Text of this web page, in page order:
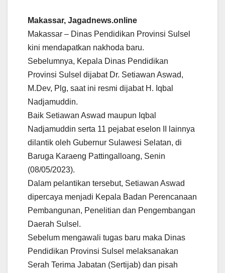
Makassar, Jagadnews.online
Makassar – Dinas Pendidikan Provinsi Sulsel
kini mendapatkan nakhoda baru.
Sebelumnya, Kepala Dinas Pendidikan
Provinsi Sulsel dijabat Dr. Setiawan Aswad,
M.Dev, Plg, saat ini resmi dijabat H. Iqbal
Nadjamuddin.
Baik Setiawan Aswad maupun Iqbal
Nadjamuddin serta 11 pejabat eselon II lainnya
dilantik oleh Gubernur Sulawesi Selatan, di
Baruga Karaeng Pattingalloang, Senin
(08/05/2023).
Dalam pelantikan tersebut, Setiawan Aswad
dipercaya menjadi Kepala Badan Perencanaan
Pembangunan, Penelitian dan Pengembangan
Daerah Sulsel.
Sebelum mengawali tugas baru maka Dinas
Pendidikan Provinsi Sulsel melaksanakan
Serah Terima Jabatan (Sertijab) dan pisah